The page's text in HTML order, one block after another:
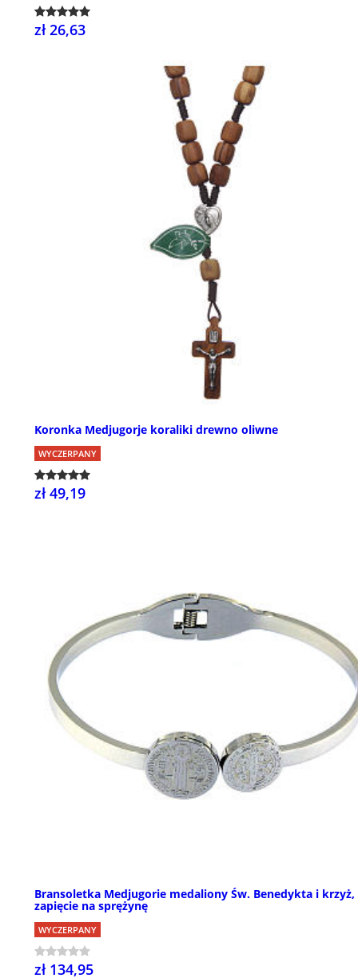
zł 26,63
Koronka Medjugorje koraliki drewno oliwne
WYCZERPANY
zł 49,19
Bransoletka Medjugorie medaliony Św. Benedykta i krzyż,
zapięcie na sprężynę
WYCZERPANY
zł 134,95